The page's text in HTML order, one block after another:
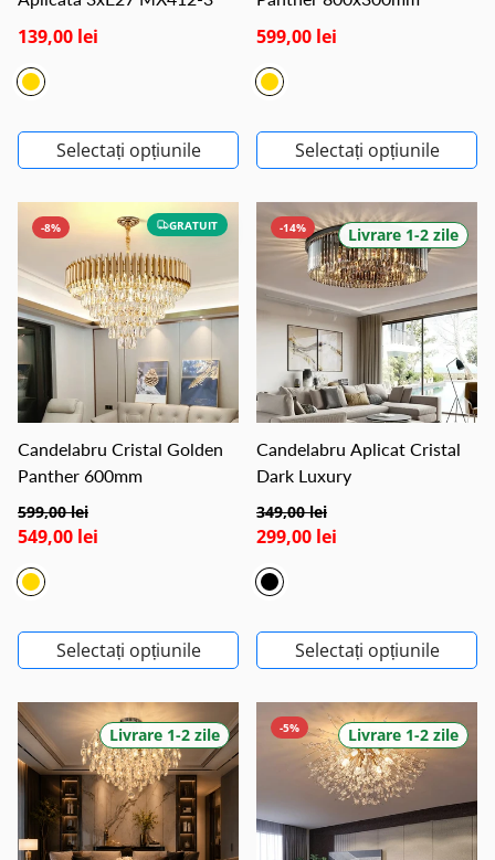
139,00 lei
Selectați opțiunile
599,00 lei
Selectați opțiunile
GRATUIT
-8%
Candelabru Cristal Golden
Panther 600mm
599,00 lei
549,00 lei
Selectați opțiunile
Livrare 1-2 zile
-14%
Candelabru Aplicat Cristal
Dark Luxury
349,00 lei
299,00 lei
Selectați opțiunile
Livrare 1-2 zile Livrare 1-2 zile
-5%